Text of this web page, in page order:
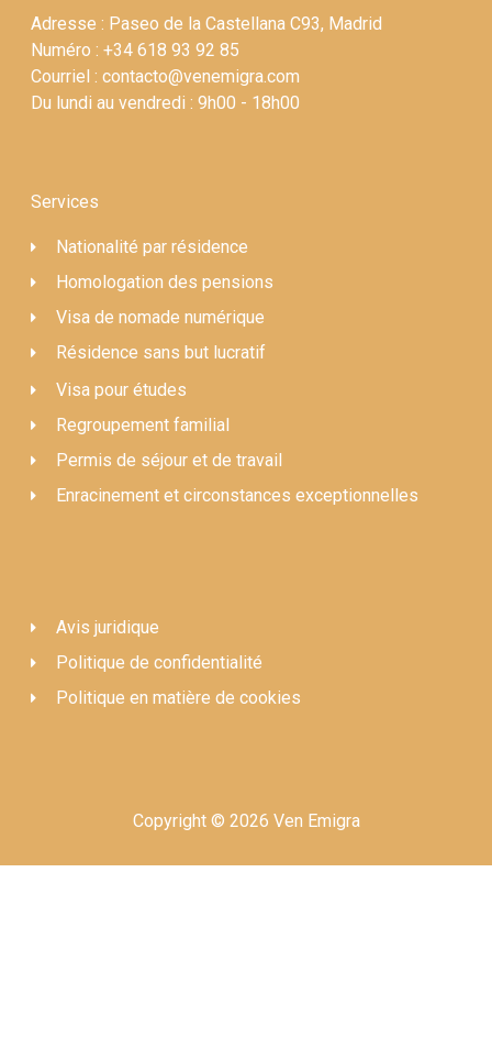
Adresse : Paseo de la Castellana C93, Madrid
Numéro : +34 618 93 92 85
Courriel : contacto@venemigra.com
Du lundi au vendredi : 9h00 - 18h00
Services
Nationalité par résidence
Homologation des pensions
Visa de nomade numérique
Résidence sans but lucratif
Visa pour études
Regroupement familial
Permis de séjour et de travail
Enracinement et circonstances exceptionnelles
Avis juridique
Politique de confidentialité
Politique en matière de cookies
Copyright © 2026 Ven Emigra